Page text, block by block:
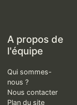
A propos de
l'équipe
Qui sommes-
nous ?
Nous contacter
Plan du site